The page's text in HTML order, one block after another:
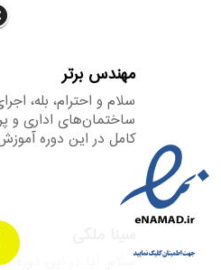
دوره
مهندس برتر
سلام و احترام، بله،
ساختمان‌های اداری و
کامل در این دوره
سلام. آیا در این دوره